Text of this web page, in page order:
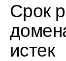
Срок
истек